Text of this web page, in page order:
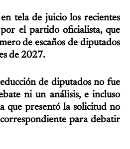
tela de juicio los recientes
el partido oficialista, que
de escaños de diputados
de 2027.
de diputados no fue
ni un análisis, e incluso
que presentó la solicitud no
para debatir